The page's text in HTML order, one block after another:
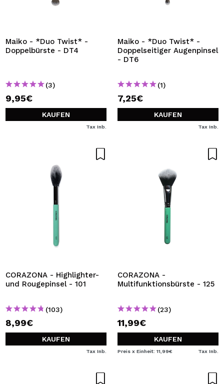
Maiko - *Duo Twist* -
Doppelbürste - DT4
(3)
9,95€
KAUFEN
Tax Inb.
Maiko - *Duo Twist* -
Doppelseitiger Augenpinsel
- DT6
(1)
7,25€
KAUFEN
Tax Inb.
CORAZONA - Highlighter-
und Rougepinsel - 101
(103)
8,99€
KAUFEN
Tax Inb.
CORAZONA -
Multifunktionsbürste - 125
(23)
11,99€
KAUFEN
Preis x Einheit: 11,99€ Tax Inb.